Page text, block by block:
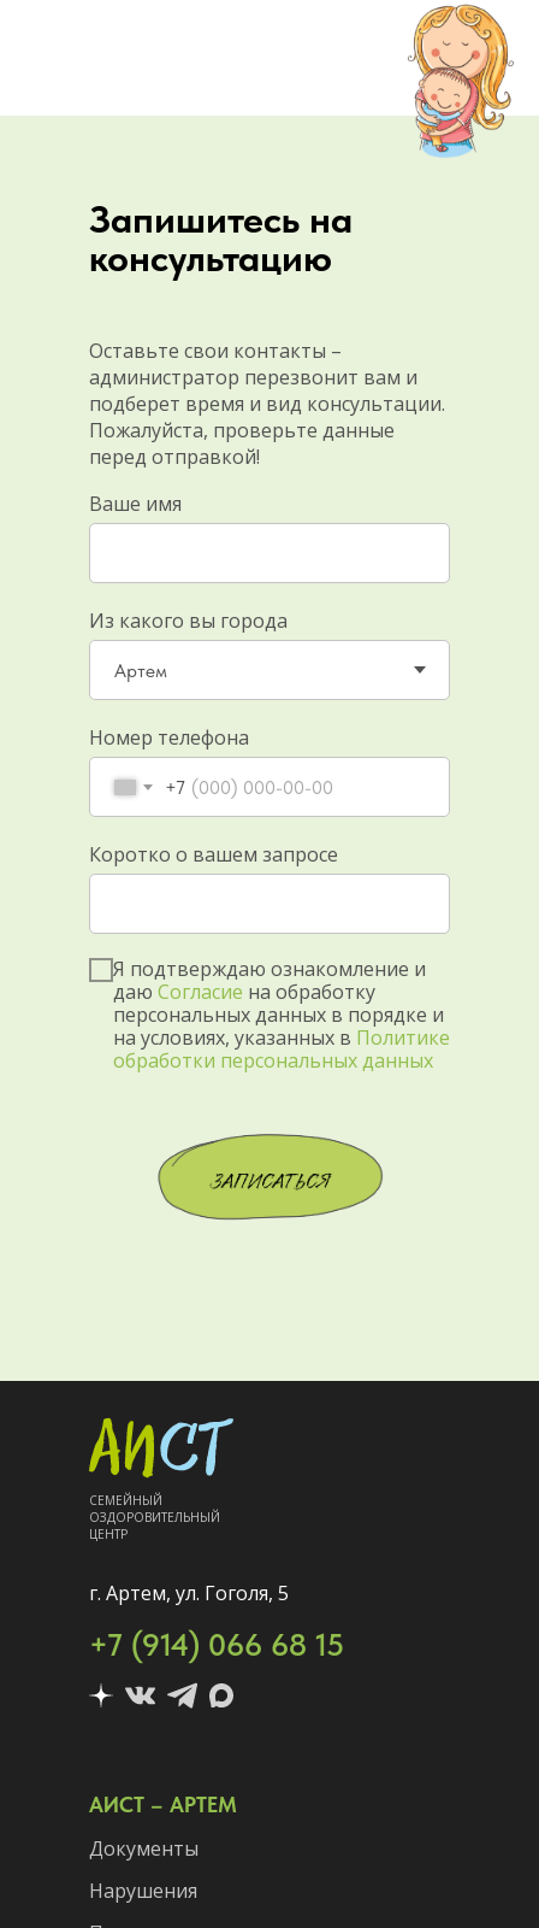
Запишитесь на
консультацию
Оставьте свои контакты –
администратор перезвонит вам и
подберет время и вид консультации.
Пожалуйста, проверьте данные
перед отправкой!
Ваше имя
Из какого вы города
Номер телефона
+7
Коротко о вашем запросе
Я подтверждаю ознакомление и
даю Согласие на обработку
персональных данных в порядке и
на условиях, указанных в Политике
обработки персональных данных
+7 (914) 066 68 15
г. Артем, ул. Гоголя, 5
АИСТ – АРТЕМ
СЕМЕЙНЫЙ
ОЗДОРОВИТЕЛЬНЫЙ
ЦЕНТР
Документы
Нарушения